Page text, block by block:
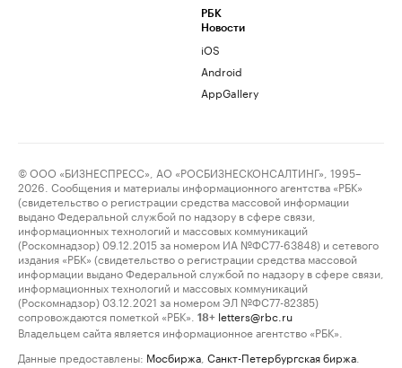
РБК
Новости
iOS
Android
AppGallery
© ООО «БИЗНЕСПРЕСС», АО «РОСБИЗНЕСКОНСАЛТИНГ», 1995–
2026. Сообщения и материалы информационного агентства «РБК»
(свидетельство о регистрации средства массовой информации
выдано Федеральной службой по надзору в сфере связи,
информационных технологий и массовых коммуникаций
(Роскомнадзор) 09.12.2015 за номером ИА №ФС77-63848) и сетевого
издания «РБК» (свидетельство о регистрации средства массовой
информации выдано Федеральной службой по надзору в сфере связи,
информационных технологий и массовых коммуникаций
(Роскомнадзор) 03.12.2021 за номером ЭЛ №ФС77-82385)
сопровождаются пометкой «РБК».
18+ letters@rbc.ru
Владельцем сайта является информационное агентство «РБК».
Данные предоставлены: Мосбиржа Санкт-Петербургская биржа